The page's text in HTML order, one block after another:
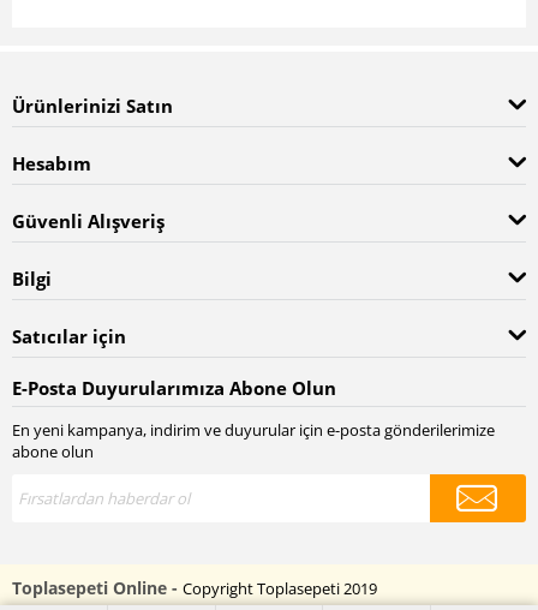
Ürünlerinizi Satın
Hesabım
Güvenli Alışveriş
Bilgi
Satıcılar için
E-Posta Duyurularımıza Abone Olun
En yeni kampanya, indirim ve duyurular için e-posta gönderilerimize
abone olun
Toplasepeti Online - Copyright Toplasepeti 2019